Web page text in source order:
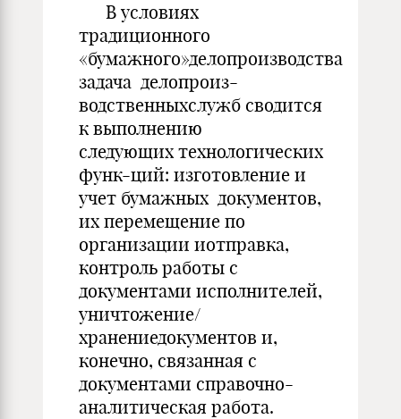
В условиях
традиционного
«бумажного»делопроизводства
задача делопроиз-
водственныхслужб сводится
к выполнению
следующих технологических
функ-ций: изготовление и
учет бумажных документов,
их перемещение по
организации иотправка,
контроль работы с
документами исполнителей,
уничтожение/
хранениедокументов и,
конечно, связанная с
документами справочно-
аналитическая работа.